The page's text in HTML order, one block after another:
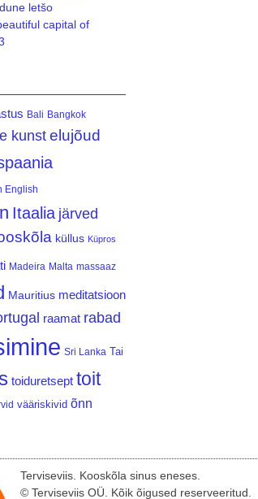
letšo
capital of
Bali Bangkok
kunst elujõud
English
Itaalia järved
küllus Küpros
Madeira Malta massaaz
Mauritius meditatsioon
raamat rabad
Sri Lanka Tai
toiduretsept toit
vääriskivid õnn
Terviseviis. Kooskõla sinus eneses.
© Terviseviis OÜ. Kõik õigused reserveeritud.